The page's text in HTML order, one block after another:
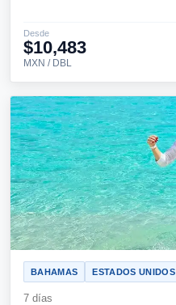
Desde
$10,483
MXN / DBL
BAHAMAS ESTADOS UNIDOS
7 días